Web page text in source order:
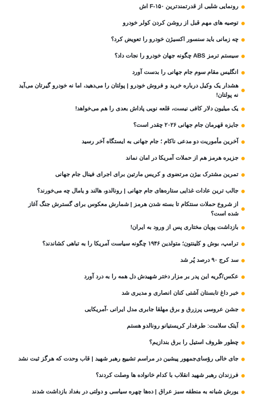
رونمایی شلبی از قدرتمندترین F-۱۵۰ اش
توصیه های مهم قبل از روشن کردن کولر خودرو
چه زمانی باید سنسور اکسیژن خودرو را تعویض کرد؟
سیستم ترمز ABS چگونه جهان خودرو را نجات داد؟
انگلیس مقام سوم جام‌ جهانی را بدست آورد
هشدار یک وکیل درباره خرید و فروش خودرو | پولتان را می‌دهید، اما نه خودرو گیرتان می‌آید
نه پولتان!
یک میلیون دلار کافی نیست، قلعه‌ نویی پاداش بعدی را هم می‌خواهد!
جایزه قهرمان جام جهانی ۲۰۲۶ چقدر است؟
آخرین مأموریت دو مدعی ناکام ؛ جام جهانی به ایستگاه آخر رسید
جزیره هرمز هم از حملات آمریکا در امان نماند
تمرین مشترک بیژن مرتضوی و کریس مارتین برای اجرای فینال جام جهانی
جالب ترین عادات غذایی ستاره‌های جام جهانی | رونالدو، هالند و یامال چه می‌خورند؟
از شروع حملات سنتکام تا بسته شدن هرمز | شمارش معکوس برای گسترش جنگ آغاز
شده است؟
بازداشت پویان مختاری پس از ورود به ایران!
ترامپ، بوش و کلینتون؛ متولدین ۱۹۴۶ چگونه سیاست آمریکا را به تباهی کشاندند؟
سد کرج ۹۰ درصد پُر شد
عکس/گریه این پدر بر مزار دختر شهیدش دل همه را به درد آورد
خبر داغ تابستان آشتی کنان انصاری و مدیری شد
جشن عروسی پرزرق و برق مهلقا جابری مدل ایرانی -آمریکایی
آیتک سلامت: طرفدار کریستیانو رونالدو هستم
چطور ظروف استیل را برق بندازیم؟
جای خالی رؤسای‌جمهور پیشین در مراسم تشییع رهبر شهید | قاب وحدت که هرگز ثبت نشد
فرزندان رهبر شهید انقلاب با کدام خانواده ها وصلت کردند؟
یورش شبانه به منطقه سبز عراق | ده‌ها چهره سیاسی و دولتی در بغداد بازداشت شدند